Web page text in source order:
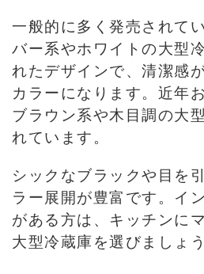
一般的に多く発売されて
バー系やホワイトの大型
れたデザインで、清潔感
カラーになります。近年
ブラウン系や木目調の大
れています。
シックなブラックや目を
ラー展開が豊富です。イ
がある方は、キッチンに
大型冷蔵庫を選びましょう